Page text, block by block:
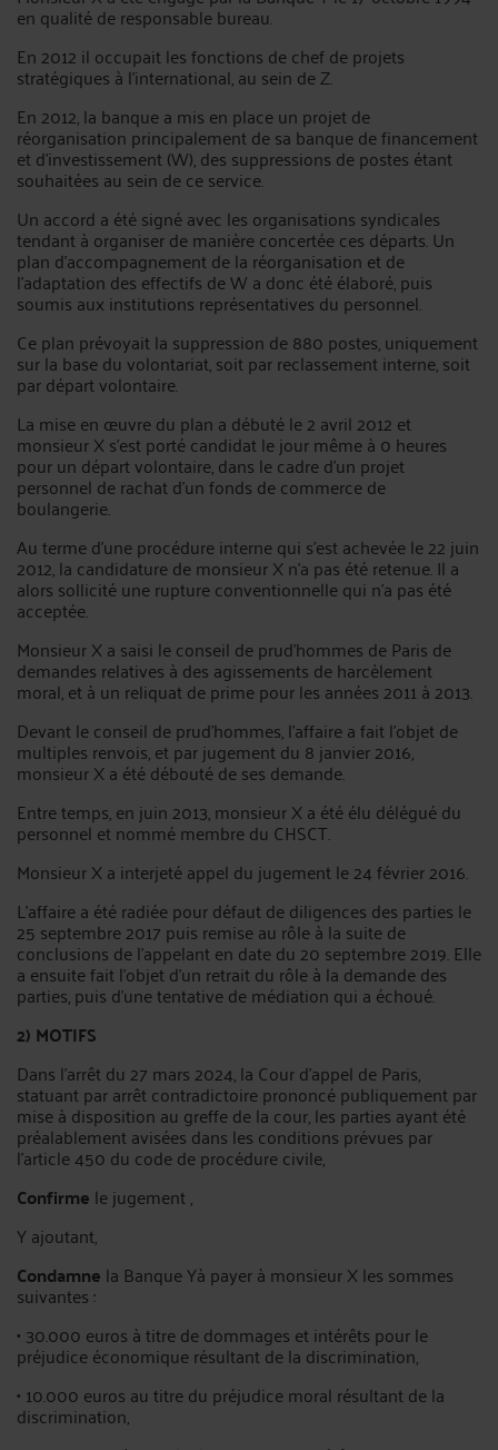
en qualité de responsable bureau.
En 2012 il occupait les fonctions de chef de projets
stratégiques à l’international, au sein de Z.
En 2012, la banque a mis en place un projet de
réorganisation principalement de sa banque de financement
et d’investissement (W), des suppressions de postes étant
souhaitées au sein de ce service.
Un accord a été signé avec les organisations syndicales
tendant à organiser de manière concertée ces départs. Un
plan d’accompagnement de la réorganisation et de
l’adaptation des effectifs de W a donc été élaboré, puis
soumis aux institutions représentatives du personnel.
Ce plan prévoyait la suppression de 880 postes, uniquement
sur la base du volontariat, soit par reclassement interne, soit
par départ volontaire.
La mise en œuvre du plan a débuté le 2 avril 2012 et
monsieur X s’est porté candidat le jour même à 0 heures
pour un départ volontaire, dans le cadre d’un projet
personnel de rachat d’un fonds de commerce de
boulangerie.
Au terme d’une procédure interne qui s’est achevée le 22 juin
2012, la candidature de monsieur X n’a pas été retenue. Il a
alors sollicité une rupture conventionnelle qui n’a pas été
acceptée.
Monsieur X a saisi le conseil de prud’hommes de Paris de
demandes relatives à des agissements de harcèlement
moral, et à un reliquat de prime pour les années 2011 à 2013.
Devant le conseil de prud’hommes, l’affaire a fait l’objet de
multiples renvois, et par jugement du 8 janvier 2016,
monsieur X a été débouté de ses demande.
Entre temps, en juin 2013, monsieur X a été élu délégué du
personnel et nommé membre du CHSCT.
Monsieur X a interjeté appel du jugement le 24 février 2016.
L’affaire a été radiée pour défaut de diligences des parties le
25 septembre 2017 puis remise au rôle à la suite de
conclusions de l’appelant en date du 20 septembre 2019. Elle
a ensuite fait l’objet d’un retrait du rôle à la demande des
parties, puis d’une tentative de médiation qui a échoué.
2) MOTIFS
Dans l’arrêt du 27 mars 2024, la Cour d’appel de Paris,
statuant par arrêt contradictoire prononcé publiquement par
mise à disposition au greffe de la cour, les parties ayant été
préalablement avisées dans les conditions prévues par
l'article 450 du code de procédure civile,
Confirme le jugement ,
Y ajoutant,
Condamne la Banque Yà payer à monsieur X les sommes
suivantes :
• 30.000 euros à titre de dommages et intérêts pour le
préjudice économique résultant de la discrimination,
• 10.000 euros au titre du préjudice moral résultant de la
discrimination,